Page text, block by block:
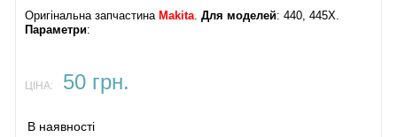
Оригінальна запчастина Makita .Для моделей: 440, 445X.
Параметри:
ЦІНА: 50 грн.
В наявності